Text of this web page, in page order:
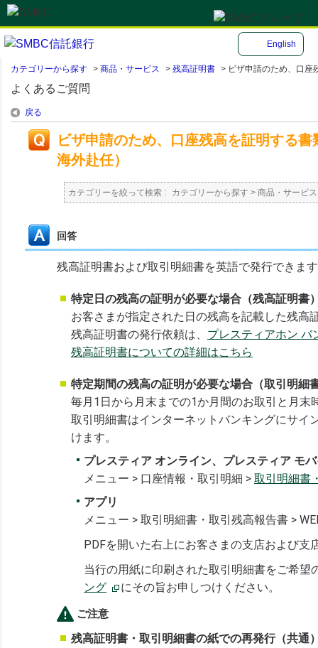
English
カテゴリーから探す > 商品・サービス > 残高証明書 > ビザ申請のため、口座
よくあるご質問
戻る
ビザ申請のため、口座残高を証明する
海外赴任）
カテゴリーを絞って検索 : カテゴリーから探す > 商品・サービス
回答
残高証明書および取引明細書を英語で発行できま
特定日の残高の証明が必要な場合（残高証明書
お客さまが指定された日の残高を記載した残高
残高証明書の発行依頼は、 プレスティアホン バ
残高証明書についての詳細はこちら
特定期間の残高の証明が必要な場合（取引明細
毎月1日から月末までの1か月間のお取引と月
取引明細書はインターネットバンキングにサイ
けます。
プレスティア オンライン、プレスティア モ
メニュー > 口座情報・取引明細 > 取引明細書
アプリ
メニュー > 取引明細書・取引残高報告書 >
PDFを開いた右上にお客さまの支店および支
当行の用紙に印刷された取引明細書をご希
ング
にその旨お申しつけください。
ご注意
残高証明書・取引明細書の紙での再発行（共通